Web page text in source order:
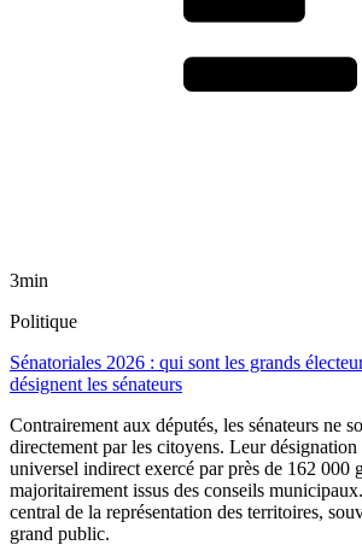
3min
Politique
Sénatoriales 2026 : qui sont les grands
désignent les sénateurs
Contrairement aux députés, les sénateurs ne
directement par les citoyens. Leur
universel indirect exercé par près de 162 000
majoritairement issus des conseils
central de la représentation des territoires,
grand public.